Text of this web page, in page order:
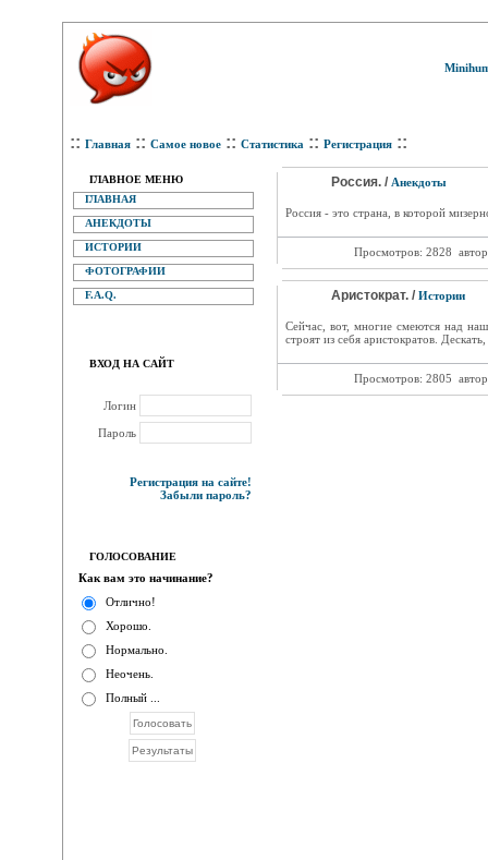
:: Главная :: Самое новое :: Статистика :: Регистрация ::
ГЛАВНОЕ МЕНЮ
ГЛАВНАЯ
АНЕКДОТЫ
ИСТОРИИ
ФОТОГРАФИИ
F.A.Q.
ВХОД НА САЙТ
Логин
Пароль
Регистрация на сайте!
Забыли пароль?
ГОЛОСОВАНИЕ
Как вам это начинание?
Отлично!
Хорошо.
Нормально.
Неочень.
Полный ...
Россия. / Анекдоты
Россия - это страна, в которой
Просмотров: 2828
Аристократ. / Истории
Сейчас, вот, многие смеются над
строят из себя аристократов.
Просмотров: 2805